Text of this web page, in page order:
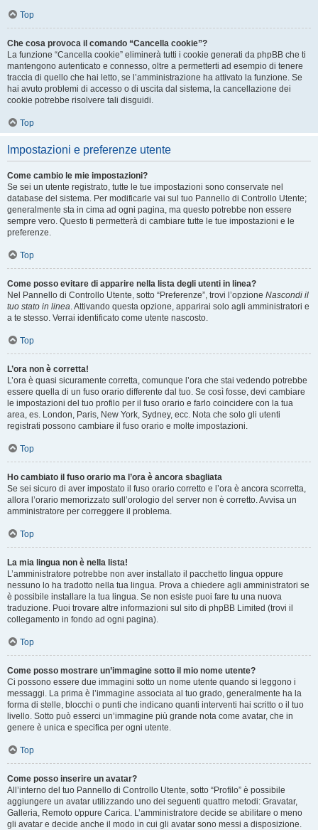
Top
Che cosa provoca il comando “Cancella cookie”?
La funzione “Cancella cookie” eliminerà tutti i cookie generati da phpBB che ti
mantengono autenticato e connesso, oltre a permetterti ad esempio di tenere
traccia di quello che hai letto, se l’amministrazione ha attivato la funzione. Se
hai avuto problemi di accesso o di uscita dal sistema, la cancellazione dei
cookie potrebbe risolvere tali disguidi.
Top
Impostazioni e preferenze utente
Come cambio le mie impostazioni?
Se sei un utente registrato, tutte le tue impostazioni sono conservate nel
database del sistema. Per modificarle vai sul tuo Pannello di Controllo Utente;
generalmente sta in cima ad ogni pagina, ma questo potrebbe non essere
sempre vero. Questo ti permetterà di cambiare tutte le tue impostazioni e le
preferenze.
Top
Come posso evitare di apparire nella lista degli utenti in linea?
Nel Pannello di Controllo Utente, sotto “Preferenze”, trovi l’opzione Nascondi il
tuo stato in linea. Attivando questa opzione, apparirai solo agli amministratori e
a te stesso. Verrai identificato come utente nascosto.
Top
L’ora non è corretta!
L’ora è quasi sicuramente corretta, comunque l’ora che stai vedendo potrebbe
essere quella di un fuso orario differente dal tuo. Se così fosse, devi cambiare
le impostazioni del tuo profilo per il fuso orario e farlo coincidere con la tua
area, es. London, Paris, New York, Sydney, ecc. Nota che solo gli utenti
registrati possono cambiare il fuso orario e molte impostazioni.
Top
Ho cambiato il fuso orario ma l’ora è ancora sbagliata
Se sei sicuro di aver impostato il fuso orario corretto e l’ora è ancora scorretta,
allora l’orario memorizzato sull’orologio del server non è corretto. Avvisa un
amministratore per correggere il problema.
Top
La mia lingua non è nella lista!
L’amministratore potrebbe non aver installato il pacchetto lingua oppure
nessuno lo ha tradotto nella tua lingua. Prova a chiedere agli amministratori se
è possibile installare la tua lingua. Se non esiste puoi fare tu una nuova
traduzione. Puoi trovare altre informazioni sul sito di phpBB Limited (trovi il
collegamento in fondo ad ogni pagina).
Top
Come posso mostrare un’immagine sotto il mio nome utente?
Ci possono essere due immagini sotto un nome utente quando si leggono i
messaggi. La prima è l’immagine associata al tuo grado, generalmente ha la
forma di stelle, blocchi o punti che indicano quanti interventi hai scritto o il tuo
livello. Sotto può esserci un’immagine più grande nota come avatar, che in
genere è unica e specifica per ogni utente.
Top
Come posso inserire un avatar?
All’interno del tuo Pannello di Controllo Utente, sotto “Profilo” è possibile
aggiungere un avatar utilizzando uno dei seguenti quattro metodi: Gravatar,
Galleria, Remoto oppure Carica. L’amministratore decide se abilitare o meno
gli avatar e decide anche il modo in cui gli avatar sono messi a disposizione.